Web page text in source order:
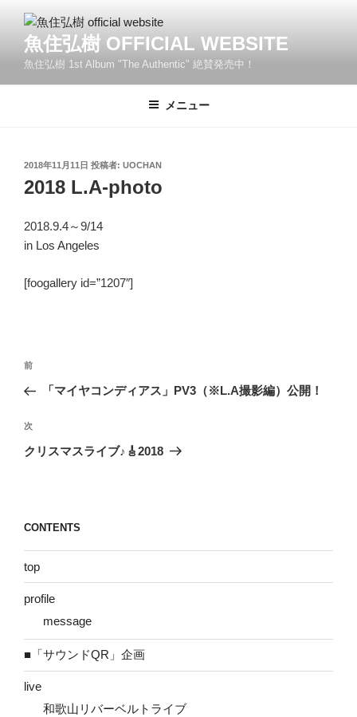
ツ
魚住弘樹 OFFICIAL WEBSITE
魚住弘樹 1st Album "The Authentic" 絶賛発売中！
メニュー
投
稿
日:
2018年11月11日 投稿者: UOCHAN
2018 L.A-photo
2018.9.4～9/14
in Los Angeles
[foogallery id=”1207″]
投
ナ
ビ
ゲ
ン
前
の
稿
前
「マイヤコンディアス」PV3（※L.A撮影編）公開！
次
の
次
クリスマスライブ♪🎸2018
CONTENTS
top
profile
message
■「サウンドQR」企画
live
和歌山リバーベルトライブ